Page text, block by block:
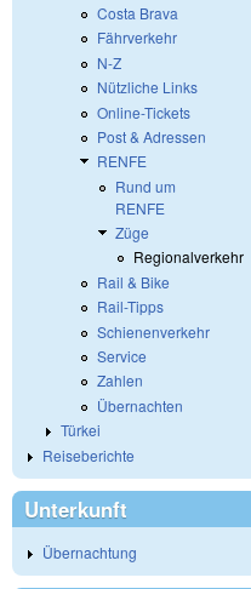
Costa Brava
Fährverkehr
N-Z
Nützliche Links
Online-Tickets
Post & Adressen
RENFE
Rund um
RENFE
Züge
Regionalverkehr
Rail & Bike
Rail-Tipps
Schienenverkehr
Service
Zahlen
Übernachten
Türkei
Reiseberichte
Unterkunft
Übernachtung